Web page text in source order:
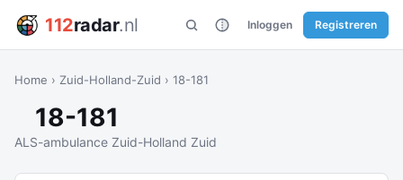
112radar.nl Inloggen Registreren
Home › Zuid-Holland-Zuid › 18-181
18-181
ALS-ambulance Zuid-Holland Zuid